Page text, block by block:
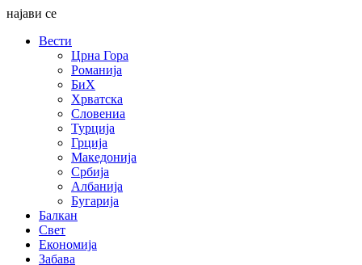
најави се
Вести
Црна Гора
Романија
БиХ
Хрватска
Словениа
Турција
Грција
Македонија
Србија
Албанија
Бугарија
Балкан
Свет
Економија
Забава